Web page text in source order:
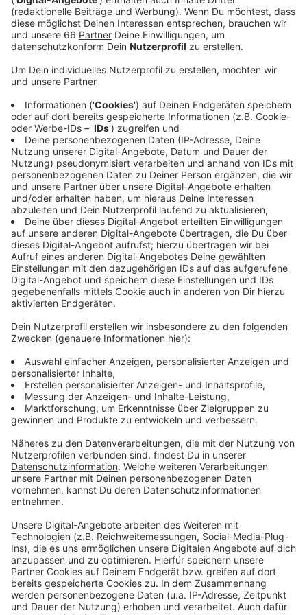
Ländern erwartet.
Veröffentlicht: Dienstag, 30.03.2021 05:30
Anzeige
Hinzu kommen etwa 100.000 Zuschauer.
Oberbürgermeister Keller hat sich jetzt mit dem
Projektteam über den aktuellen Vorbereitungsstand
und weitere Planungen ausgetauscht. Bei der
Bewerbung für die Austragung der Spiele hatte sich
Düsseldorf gegen die kanadische Stadt Victoria
durchgesetzt. Prinz Harry hatte die Spiele 2014
erstmals ins Leben gerufen. Er war bisher bei allen
Events immer live vor Ort dabei.
Anzeige
Weitere Infos
Anzeige
Staatssekretär Tauber und OB Keller festigen
Zusammenarbeit
Invictus Games werden verschoben
Helfer und Gastfamilien gesucht
Anzeige
Anzeige